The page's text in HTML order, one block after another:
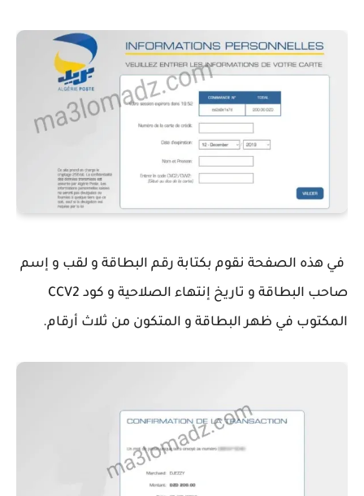
في هذه الصفحة نقوم بكتابة رقم البطاقة و لقب و إسم
صاحب البطاقة و تاريخ إنتهاء الصلاحية و كود CCV2
المكتوب في ظهر البطاقة و المتكون من ثلاث أرقام.